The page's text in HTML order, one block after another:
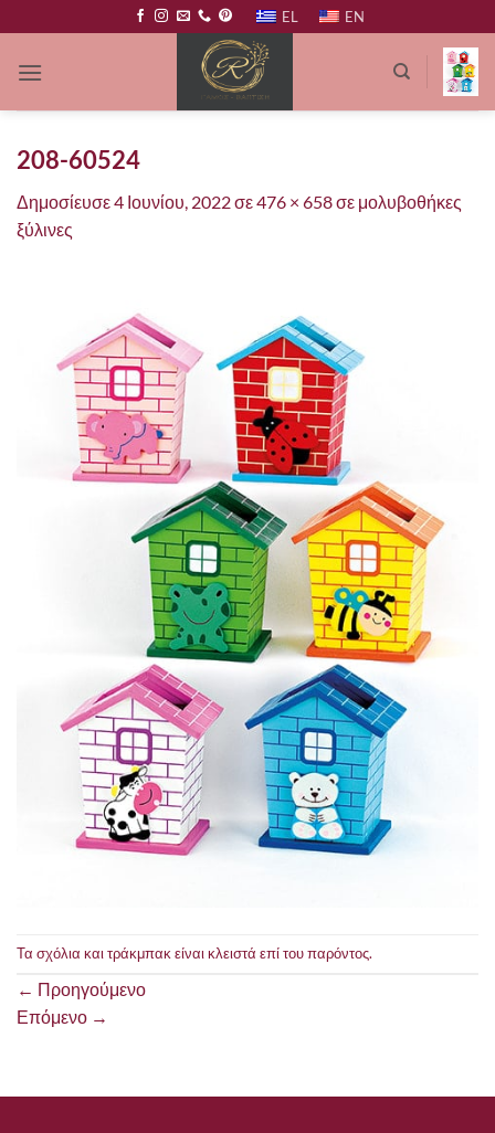
στο
περιεχόμενο
EL EN
208-60524
Δημοσίευσε4 Ιουνίου, 2022σε476 × 658σε μολυβοθήκες
ξύλινες
Τα σχόλια και τράκμπακ είναι κλειστά επί του παρόντος.
← Προηγούμενο
Επόμενο →